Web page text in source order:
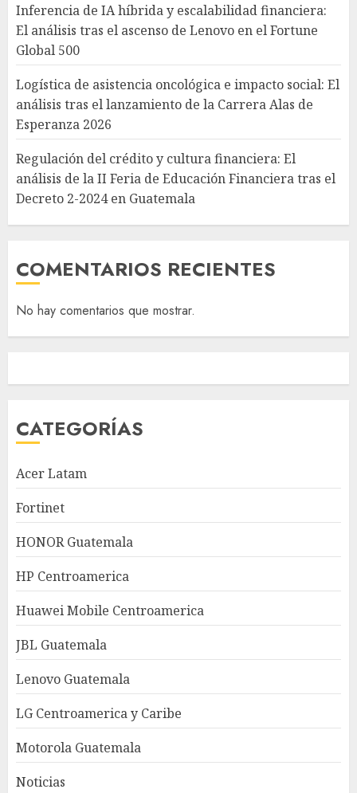
Inferencia de IA híbrida y escalabilidad financiera:
El análisis tras el ascenso de Lenovo en el Fortune
Global 500
Logística de asistencia oncológica e impacto social: El
análisis tras el lanzamiento de la Carrera Alas de
Esperanza 2026
Regulación del crédito y cultura financiera: El
análisis de la II Feria de Educación Financiera tras el
Decreto 2-2024 en Guatemala
COMENTARIOS RECIENTES
No hay comentarios que mostrar.
CATEGORÍAS
Acer Latam
Fortinet
HONOR Guatemala
HP Centroamerica
Huawei Mobile Centroamerica
JBL Guatemala
Lenovo Guatemala
LG Centroamerica y Caribe
Motorola Guatemala
Noticias